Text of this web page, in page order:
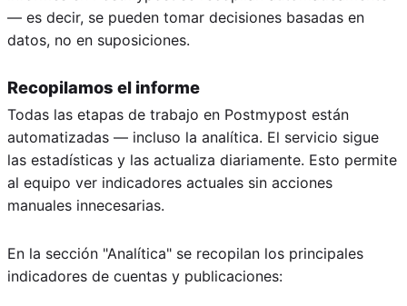
— es decir, se pueden tomar decisiones basadas en
datos, no en suposiciones.
Recopilamos el informe
Todas las etapas de trabajo en Postmypost están
automatizadas — incluso la analítica. El servicio sigue
las estadísticas y las actualiza diariamente. Esto permite
al equipo ver indicadores actuales sin acciones
manuales innecesarias.
En la sección "Analítica" se recopilan los principales
indicadores de cuentas y publicaciones: